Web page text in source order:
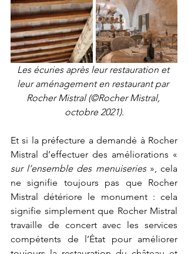
Les écuries après leur restauration et
leur aménagement en restaurant par
Rocher Mistral (©Rocher Mistral,
octobre 2021).
Et si la préfecture a demandé à Rocher
sur l’ensemble des menuiseries », cela
ne signifie toujours pas que Rocher
Mistral détériore le monument : cela
signifie simplement que Rocher Mistral
travaille de concert avec les services
compétents de l’État pour améliorer